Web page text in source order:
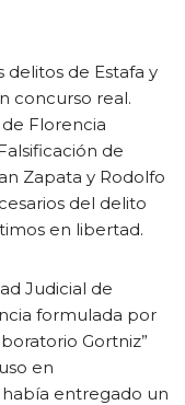
de Estafa y
concurso real.
Florencia
de
Zapata y Rodolfo
del delito
en libertad.
Judicial de
formulada por
Gortniz”
en
entregado un